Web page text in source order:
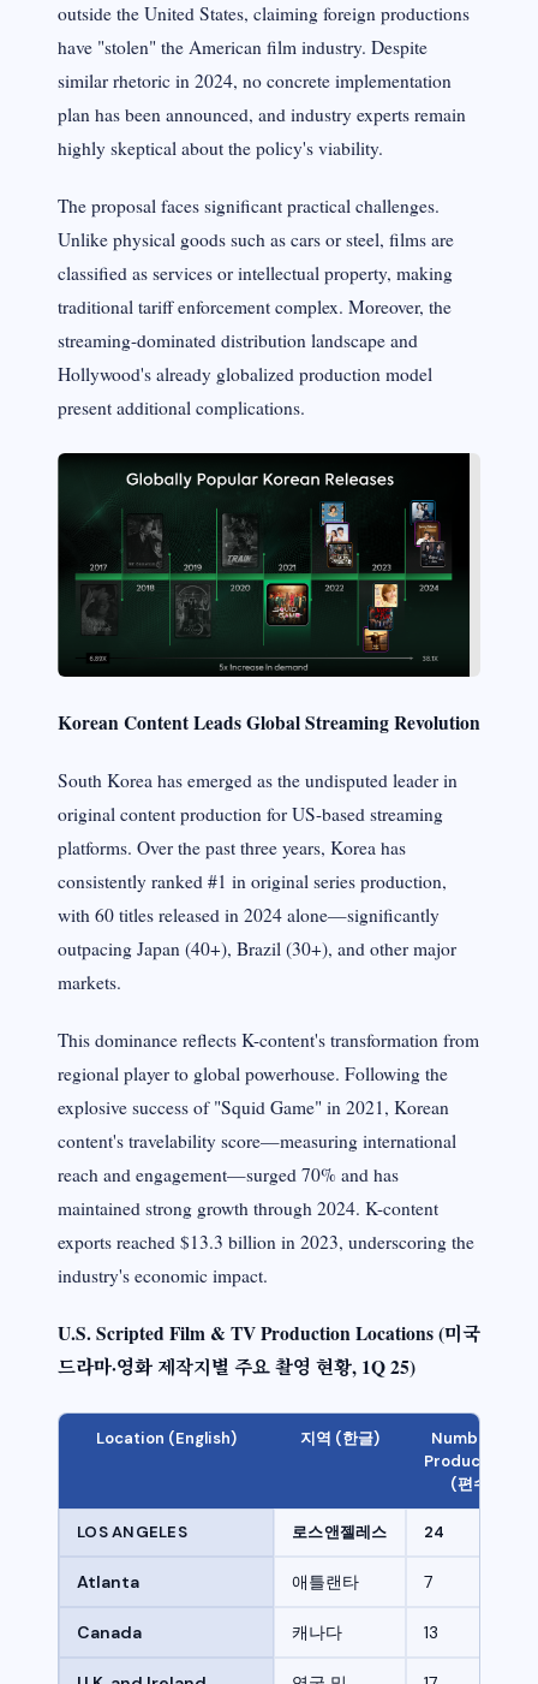
outside the United States, claiming foreign productions
have "stolen" the American film industry. Despite
similar rhetoric in 2024, no concrete implementation
plan has been announced, and industry experts remain
highly skeptical about the policy's viability.
The proposal faces significant practical challenges.
Unlike physical goods such as cars or steel, films are
classified as services or intellectual property, making
traditional tariff enforcement complex. Moreover, the
streaming-dominated distribution landscape and
Hollywood's already globalized production model
present additional complications.
Korean Content Leads Global Streaming Revolution
South Korea has emerged as the undisputed leader in
original content production for US-based streaming
platforms. Over the past three years, Korea has
consistently ranked #1 in original series production,
with 60 titles released in 2024 alone—significantly
outpacing Japan (40+), Brazil (30+), and other major
markets.
This dominance reflects K-content's transformation from
regional player to global powerhouse. Following the
explosive success of "Squid Game" in 2021, Korean
content's travelability score—measuring international
reach and engagement—surged 70% and has
maintained strong growth through 2024. K-content
exports reached $13.3 billion in 2023, underscoring the
industry's economic impact.
U.S. Scripted Film & TV Production Locations (미국
드라마·영화 제작지별 주요 촬영 현황, 1Q 25)
Location (English) 지역 (한글)
Number of
Productions
(편수)
LOS ANGELES 로스앤젤레스 24
Atlanta 애틀랜타 7
Canada 캐나다 13